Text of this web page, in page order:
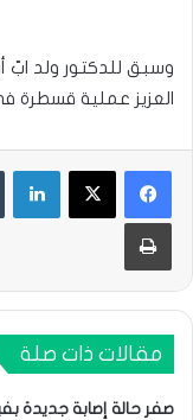
وسبق للدكتور ولد ابّ
العزيز عملية قسطرة
طباعة
مقالات ذات صلة
صفر حالة إصابة جديدة